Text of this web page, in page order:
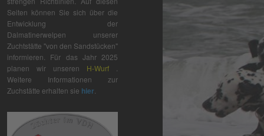
Seiten können Sie sich über die
Entwicklung der
Dalmatinerwelpen unserer
Zuchtstätte "von den Sandstücken"
informieren. Für das Jahr 2025
planen wir unseren H-Wurf
Weitere Informationen zur
Zuchstätte erhalten sie hier